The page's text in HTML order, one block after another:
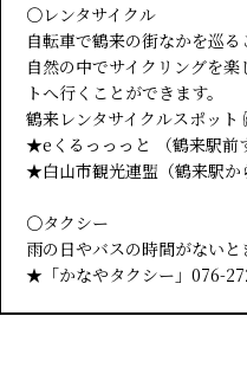
〇レンタサイクル
自転車で鶴来の街なかを巡る
自然の中でサイクリングを
トへ行くことができます。
鶴来レンタサイクルスポット
★eくるっっっと （鶴来駅前
★白山市観光連盟（鶴来駅か
〇タクシー
雨の日やバスの時間がないと
★「かなやタクシー」076-